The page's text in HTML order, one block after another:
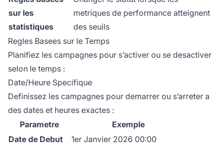
sur les
statistiques
metriques de performance atteignent
des seuils
Regles Basees sur le Temps
Planifiez les campagnes pour s’activer ou se desactiver
selon le temps :
Date/Heure Specifique
Definissez les campagnes pour demarrer ou s’arreter a
des dates et heures exactes :
Parametre
Exemple
Date de Debut
1er Janvier 2026 00:00